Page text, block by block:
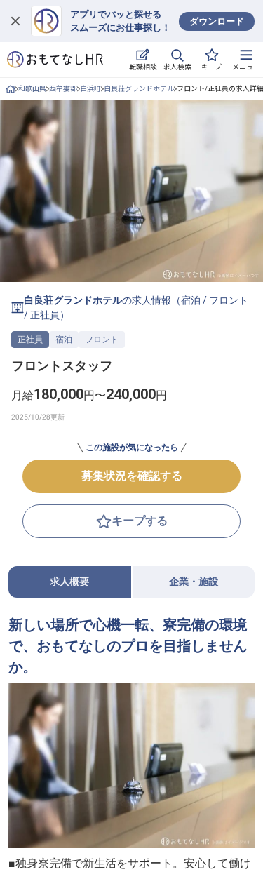
アプリでパッと探せる
スムーズにお仕事探し！
ダウンロード
転職相談 求人検索 キープ メニュー
ログイン
求人・施設を探す
キープした求人
就職・転職 合同説明会
おもてなしHRについて
ご利用の流れ
よくある質問
ホテル・宿泊業界情報コラム
無料 転職サポートに申し込む
採用をお考えの企業様へ
和歌山県 西牟婁郡 白浜町 白良荘グランドホテル フロント/正社員の求人詳細
白良荘グランドホテルの求人情報（宿泊 / フロント
/正社員 ）
正社員 宿泊 フロント
フロントスタッフ
月給180,000円〜240,000円
この施設が気になったら
募集状況を確認する
キープする
求人概要 企業・施設
新しい場所で心機一転、寮完備の環境
で、おもてなしのプロを目指しません
か。
■独身寮完備で新生活をサポート。安心して働け